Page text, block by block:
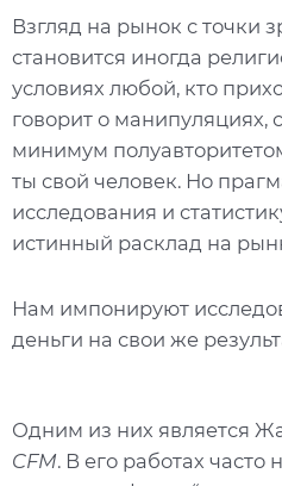
Взгляд на рынок с точки
становится иногда
условиях любой, кто
говорит о манипуляциях,
минимум
ты свой человек. Но
исследования и
истинный расклад на
Нам импонируют
деньги на свои же
Одним из них является
CFM. В его работах